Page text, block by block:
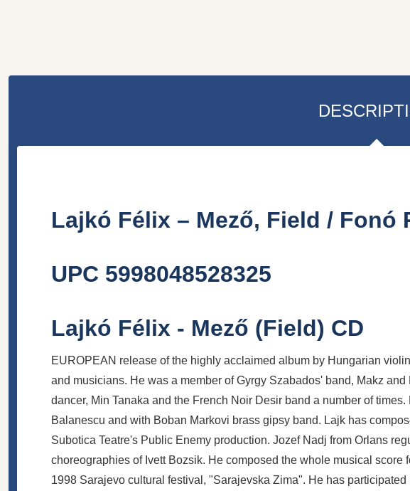
Lajkó Félix ‎– Mező, Field / Fonó
UPC 5998048528325
Lajkó Félix - Mező (Field) CD
EUROPEAN release of the highly acclaimed album by Hungarian
and musicians. He was a member of Gyrgy Szabados' band, Makz
dancer, Min Tanaka and the French Noir Desir band a number of
Balanescu and with Boban Markovi brass gipsy band. Lajk has
Subotica Teatre's Public Enemy production. Jozef Nadj from Orlans
choreographies of Ivett Bozsik. He composed the whole musical
1998 Sarajevo cultural festival, "Sarajevska Zima". He has